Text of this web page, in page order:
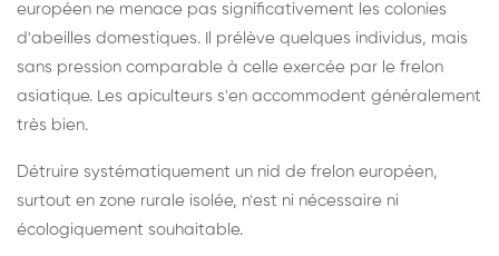
européen ne menace pas significativement les colonies
d'abeilles domestiques. Il prélève quelques individus, mais
sans pression comparable à celle exercée par le frelon
asiatique. Les apiculteurs s'en accommodent généralement
très bien.
Détruire systématiquement un nid de frelon européen,
surtout en zone rurale isolée, n'est ni nécessaire ni
écologiquement souhaitable.